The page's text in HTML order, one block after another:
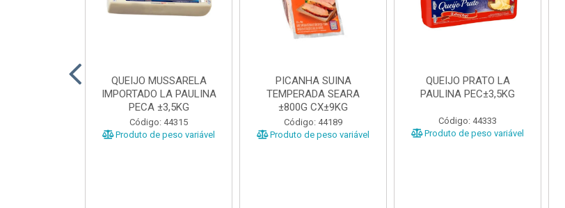
QUEIJO MUSSARELA
IMPORTADO LA PAULINA
PECA ±3,5KG
Código: 44315
Produto de peso variável
PICANHA SUINA
TEMPERADA SEARA
±800G CX±9KG
Código: 44189
Produto de peso variável
QUEIJO PRATO LA
PAULINA PEC±3,5KG
Código: 44333
Produto de peso variável